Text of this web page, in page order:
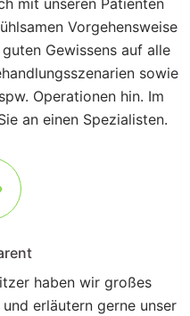
mit unseren Patienten
Vorgehensweise
Gewissens auf alle
sowie
Operationen hin. Im
an einen Spezialisten.
haben wir großes
erläutern gerne unser